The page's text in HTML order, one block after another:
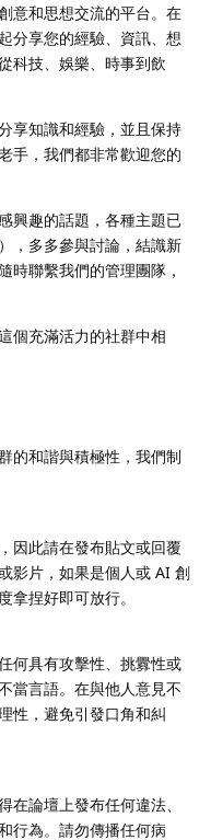
意和思想交流的平台。在
分享您的經驗、資訊、想
科技、娛樂、時事到飲
享知識和經驗，並且保持
手，我們都非常歡迎您的
興趣的話題，各種主題已
，多多參與討論，結識新
時聯繫我們的管理團隊，
個充滿活力的社群中相
的和諧與積極性，我們制
因此請在發布貼文或回覆
影片，如果是個人或 AI 創
拿捏好即可放行。
何具有攻擊性、挑釁性或
當言語。在與他人意見不
性，避免引發口角和糾
論壇上發布任何違法、
行為。請勿傳播任何病